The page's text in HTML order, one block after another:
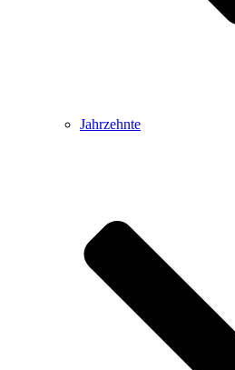
Jahrzehnte